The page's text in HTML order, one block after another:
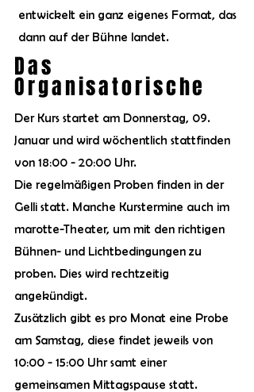
entwickelt ein ganz eigenes Format, das
dann auf der Bühne landet.
Das
Organisatorische
Der Kurs startet am Donnerstag, 09.
Januar und wird wöchentlich stattfinden
von 18:00 - 20:00 Uhr.
Die regelmäßigen Proben finden in der
Gelli statt. Manche Kurstermine auch im
marotte-Theater, um mit den richtigen
Bühnen- und Lichtbedingungen zu
proben. Dies wird rechtzeitig
angekündigt.
Zusätzlich gibt es pro Monat eine Probe
am Samstag, diese findet jeweils von
10:00 - 15:00 Uhr samt einer
gemeinsamen Mittagspause statt.